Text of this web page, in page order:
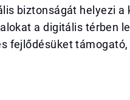
biztonságát helyezi a
a digitális térben
fejlődésüket